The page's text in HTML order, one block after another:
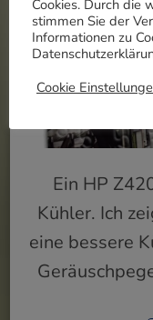
Ein HP
Kühler. Ich
eine bessere
Cookies. Durch die
stimmen Sie der
Informationen zu
Cookie